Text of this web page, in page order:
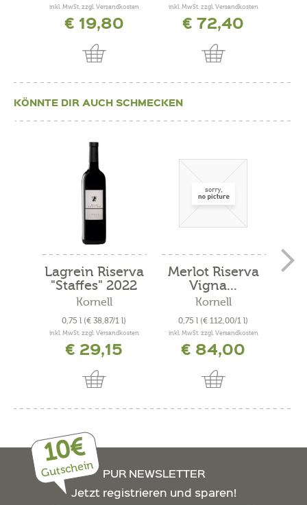
inkl. MwSt. zzgl. Versandkosten
€ 19,80
inkl. MwSt. zzgl. Versandkosten
€ 72,40
KÖNNTE DIR AUCH SCHMECKEN
Lagrein Riserva
"Staffes" 2022
Kornell
0,75 l (€ 38,87/1 l)
inkl. MwSt. zzgl. Versandkosten
€ 29,15
Merlot Riserva
Vigna...
Kornell
0,75 l (€ 112,00/1 l)
inkl. MwSt. zzgl. Versandkosten
€ 84,00
10€
Gutschein
PUR NEWSLETTER
Jetzt registrieren und sparen!